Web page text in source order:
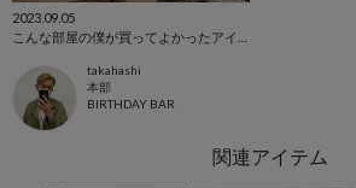
2023.09.05
takahashi
本部
BIRTHDAY BAR